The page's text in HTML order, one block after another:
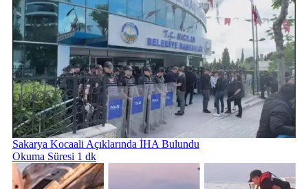
Sakarya Kocaali Açıklarında İHA Bulundu
Okuma Süresi 1 dk